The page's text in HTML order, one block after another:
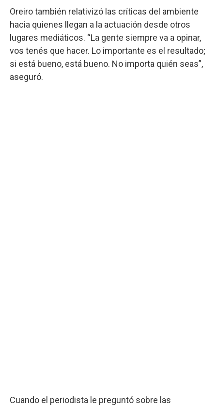
Oreiro también relativizó las críticas del ambiente
hacia quienes llegan a la actuación desde otros
lugares mediáticos. “La gente siempre va a opinar,
vos tenés que hacer. Lo importante es el resultado;
si está bueno, está bueno. No importa quién seas”,
aseguró.
Cuando el periodista le preguntó sobre las